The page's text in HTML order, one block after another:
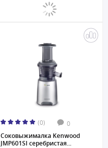
(0) 0
Соковыжималкa Kenwood
JMP601SI серебристая...